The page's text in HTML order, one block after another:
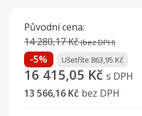
Původní cena:
14 280,17 Kč(bez DPH)
-5% Ušetříte 863,95 Kč
16 415,05 Kč s DPH
13 566,16 Kč bez DPH